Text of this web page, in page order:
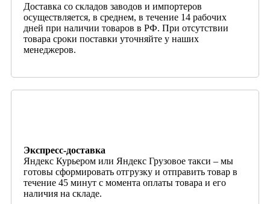
Доставка со складов заводов и импортеров
осуществляется, в среднем, в течение 14 рабочих
дней при наличии товаров в РФ. При отсутствии
товара сроки поставки уточняйте у наших
менеджеров.
Экспресс-доставка
Яндекс Курьером или Яндекс Грузовое такси – мы
готовы сформировать отгрузку и отправить товар в
течение 45 минут с момента оплаты товара и его
наличия на складе.